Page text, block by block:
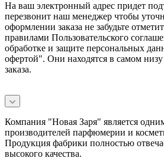
На ваш электронный адрес придет
перезвонит наш менеджер чтобы
оформлении заказа не забудьте
правилами Пользовательского
обработке и защите персональных
офертой". Они находятся в самом
заказа.
Компания "Новая Заря" является
производителей парфюмерии и
Продукция фабрики полностью
высокого качества.